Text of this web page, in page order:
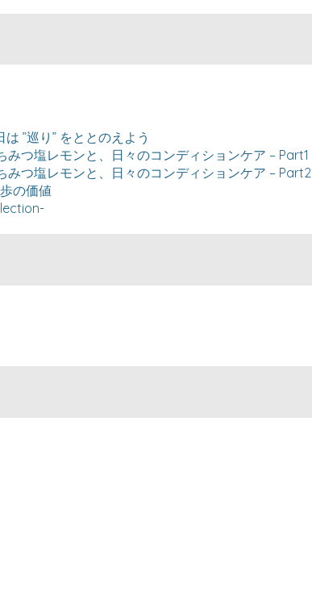
”巡り” をととのえよう
つ塩レモンと、⽇々のコンディションケア – Part1
つ塩レモンと、⽇々のコンディションケア – Part2
の価値